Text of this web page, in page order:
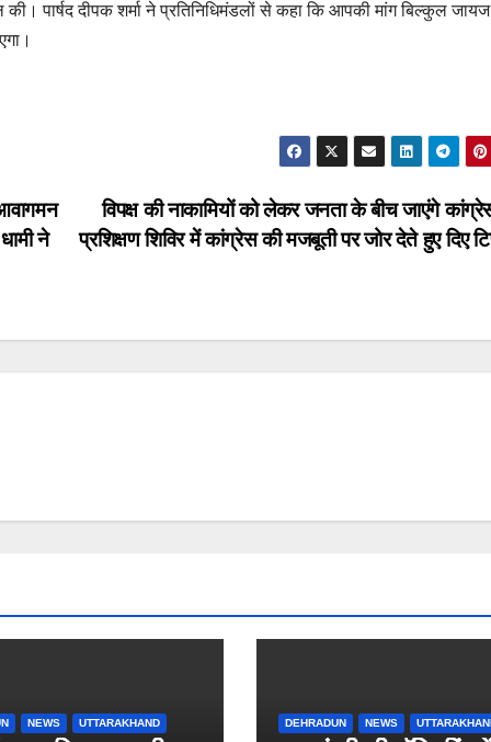
पार्षद दीपक शर्मा ने प्रतिनिधिमंडलों से कहा कि आपकी मांग बिल्कुल
विपक्ष की नाकामियों को लेकर जनता के बीच जाएंगे
प्रशिक्षण शिविर में कांग्रेस की मजबूती पर जोर देते हुए दिए
ने
NEWS UTTARAKHAND DEHRADUN NEWS